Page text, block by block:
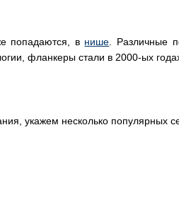
попадаются, в нише. Различные
фланкеры стали в 2000-ых
укажем несколько популярных